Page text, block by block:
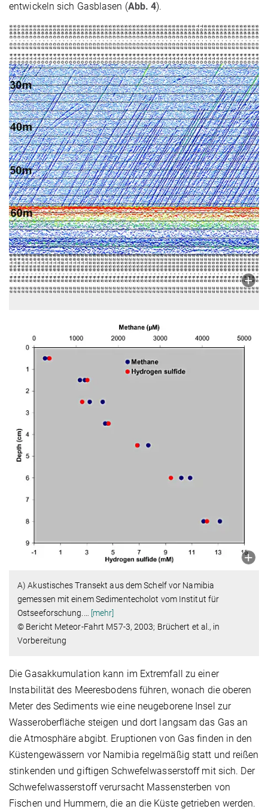
entwickeln sich Gasblasen (Abb. 4).
A) Akustisches Transekt aus dem Schelf vor Namibia
gemessen mit einem Sedimentecholot vom Institut für
Ostseeforschung.
[mehr]
© Bericht Meteor-Fahrt M57-3, 2003; Brüchert et al., in
Vorbereitung
Die Gasakkumulation kann im Extremfall zu einer
Instabilität des Meeresbodens führen, wonach die oberen
Meter des Sediments wie eine neugeborene Insel zur
Wasseroberfläche steigen und dort langsam das Gas an
die Atmosphäre abgibt. Eruptionen von Gas finden in den
Küstengewässern vor Namibia regelmäßig statt und reißen
stinkenden und giftigen Schwefelwasserstoff mit sich. Der
Schwefelwasserstoff verursacht Massensterben von
Fischen und Hummern, die an die Küste getrieben werden.